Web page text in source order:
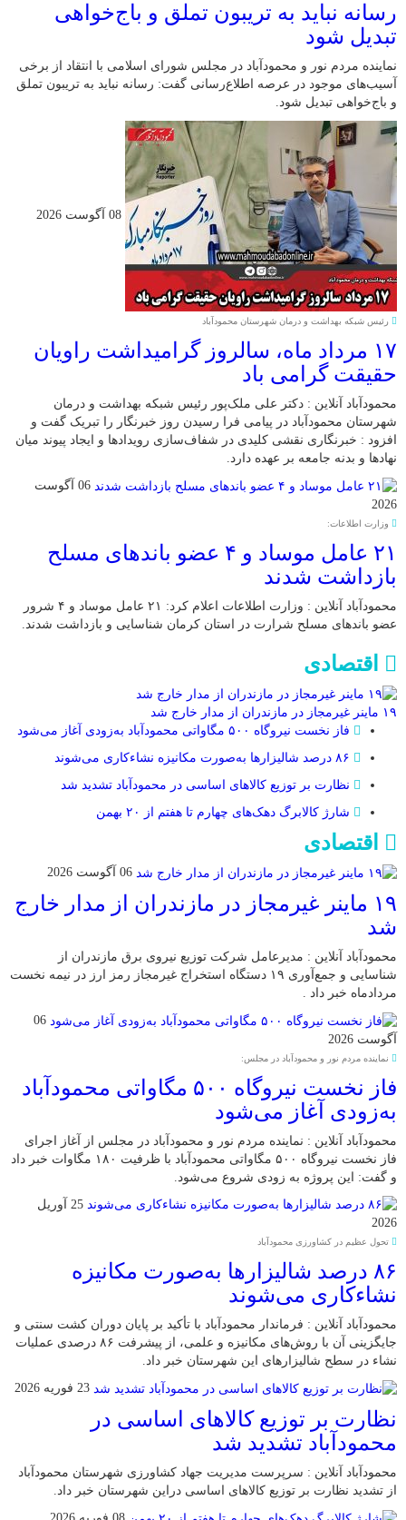
رسانه نباید به تریبون تملق و باج‌خواهی
تبدیل شود
نماینده مردم نور و محمودآباد در مجلس شورای اسلامی با انتقاد از برخی
آسیب‌های موجود در عرصه اطلاع‌رسانی گفت: رسانه نباید به تریبون تملق
و باج‌خواهی تبدیل شود.
08 آگوست 2026
رئیس شبکه بهداشت و درمان شهرستان محمودآباد
۱۷ مرداد ماه، سالروز گرامیداشت راویان
حقیقت گرامی باد
محمودآباد آنلاین : دکتر علی ملک‌پور رئیس شبکه بهداشت و درمان
شهرستان محمودآباد در پیامی فرا رسیدن روز خبرنگار را تبریک گفت و
افزود : خبرنگاری نقشی کلیدی در شفاف‌سازی رویدادها و ایجاد پیوند میان
نهادها و بدنه جامعه بر عهده دارد.
06 آگوست
2026
وزارت اطلاعات:
۲۱ عامل موساد و ۴ عضو باند‌های مسلح
بازداشت شدند
محمودآباد آنلاین : وزارت اطلاعات اعلام کرد: ۲۱ عامل موساد و ۴ شرور
عضو باند‌های مسلح شرارت در استان کرمان شناسایی و بازداشت شدند.
اقتصادی
۱۹ ماینر غیرمجاز در مازندران از مدار خارج شد
فاز نخست نیروگاه ۵۰۰ مگاواتی محمودآباد به‌زودی آغاز می‌شود
نظارت بر توزیع کالا‌های اساسی در محمودآباد تشدید شد
شارژ کالابرگ دهک‌های چهارم تا هفتم از ۲۰ بهمن
اقتصادی
06 آگوست 2026
۱۹ ماینر غیرمجاز در مازندران از مدار خارج
شد
محمودآباد آنلاین : مدیرعامل شرکت توزیع نیروی برق مازندران از
شناسایی و جمع‌آوری ۱۹ دستگاه استخراج غیرمجاز رمز ارز در نیمه نخست
مردادماه خبر داد .
06
آگوست 2026
نماینده مردم نور و محمودآباد در مجلس:
فاز نخست نیروگاه ۵۰۰ مگاواتی محمودآباد
به‌زودی آغاز می‌شود
محمودآباد آنلاین : نماینده مردم نور و محمودآباد در مجلس از آغاز اجرای
فاز نخست نیروگاه ۵۰۰ مگاواتی محمودآباد با ظرفیت ۱۸۰ مگاوات خبر داد
و گفت: این پروژه به زودی شروع می‌شود.
25 آوریل
2026
تحول عظیم در کشاورزی محمودآباد
۸۶ درصد شالیزارها به‌صورت مکانیزه
نشاءکاری می‌شوند
محمودآباد آنلاین : فرماندار محمودآباد با تأکید بر پایان دوران کشت سنتی و
جایگزینی آن با روش‌های مکانیزه و علمی، از پیشرفت ۸۶ درصدی عملیات
نشاء در سطح شالیزارهای این شهرستان خبر داد.
23 فوریه 2026
نظارت بر توزیع کالا‌های اساسی در
محمودآباد تشدید شد
محمودآباد آنلاین : سرپرست مدیریت جهاد کشاورزی شهرستان محمودآباد
از تشدید نظارت بر توزیع کالا‌های اساسی دراین شهرستان خبر داد.